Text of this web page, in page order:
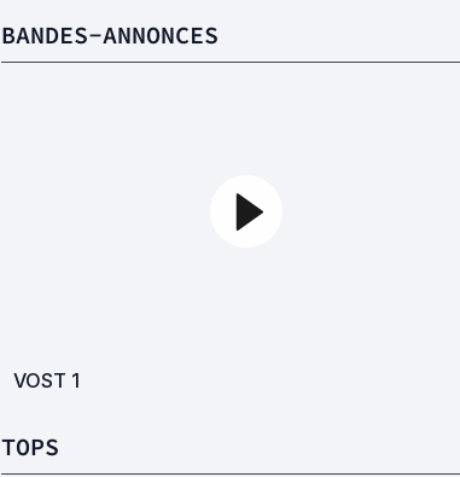
BANDES-ANNONCES
VOST 1
TOPS